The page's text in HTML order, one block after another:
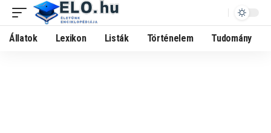
Állatok Lexikon Listák Történelem Tudomány